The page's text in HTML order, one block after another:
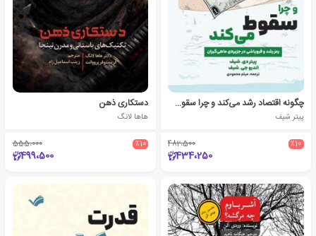
چگونه اقتصاد رشد می‌کند و چرا سقوط می‌کند
پیتر شیف
٪10 482،500
434،250
دستکاری ذهن
هاها لانگ
٪10 555،000
499،500